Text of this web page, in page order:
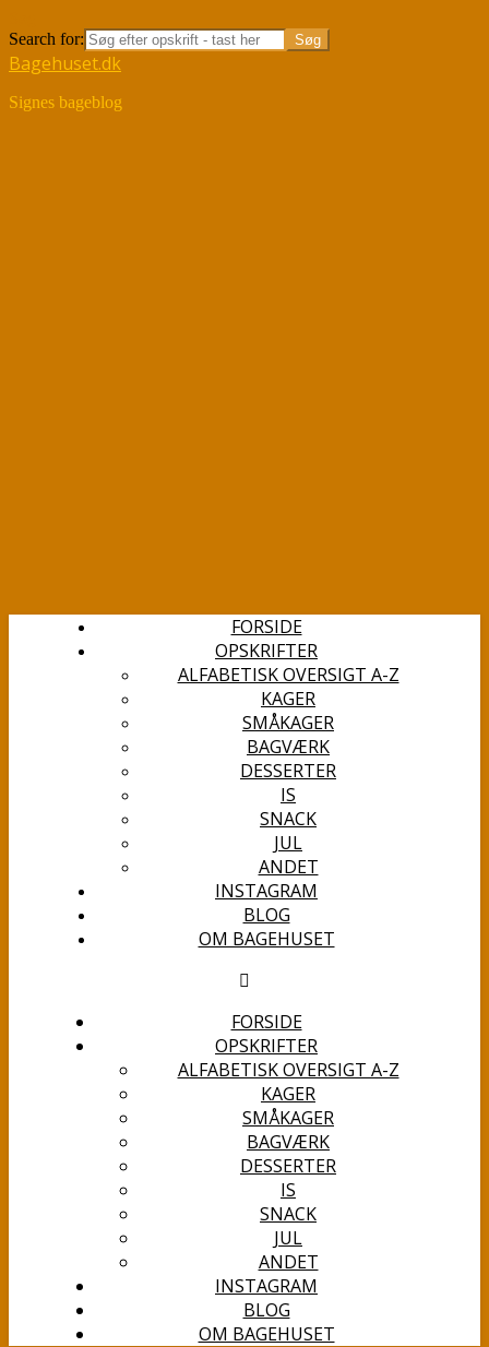
Search for:
Bagehuset.dk
Signes bageblog
FORSIDE
OPSKRIFTER
ALFABETISK OVERSIGT A-Z
KAGER
SMÅKAGER
BAGVÆRK
DESSERTER
IS
SNACK
JUL
ANDET
INSTAGRAM
BLOG
OM BAGEHUSET
FORSIDE
OPSKRIFTER
ALFABETISK OVERSIGT A-Z
KAGER
SMÅKAGER
BAGVÆRK
DESSERTER
IS
SNACK
JUL
ANDET
INSTAGRAM
BLOG
OM BAGEHUSET